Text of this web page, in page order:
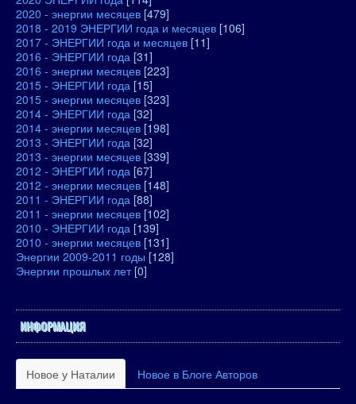
2020 - энергии месяцев [479]
2018 - 2019 ЭНЕРГИИ года и месяцев [106]
2017 - ЭНЕРГИИ года и месяцев [11]
2016 - ЭНЕРГИИ года [31]
2016 - энергии месяцев [223]
2015 - ЭНЕРГИИ года [15]
2015 - энергии месяцев [323]
2014 - ЭНЕРГИИ года [32]
2014 - энергии месяцев [198]
2013 - ЭНЕРГИИ года [32]
2013 - энергии месяцев [339]
2012 - ЭНЕРГИИ года [67]
2012 - энергии месяцев [148]
2011 - ЭНЕРГИИ года [88]
2011 - энергии месяцев [102]
2010 - ЭНЕРГИИ года [139]
2010 - энергии месяцев [131]
Энергии 2009-2011 годы [128]
Энергии прошлых лет [0]
ИНФОРМАЦИЯ
Новое у Наталии Новое в Блоге Авторов